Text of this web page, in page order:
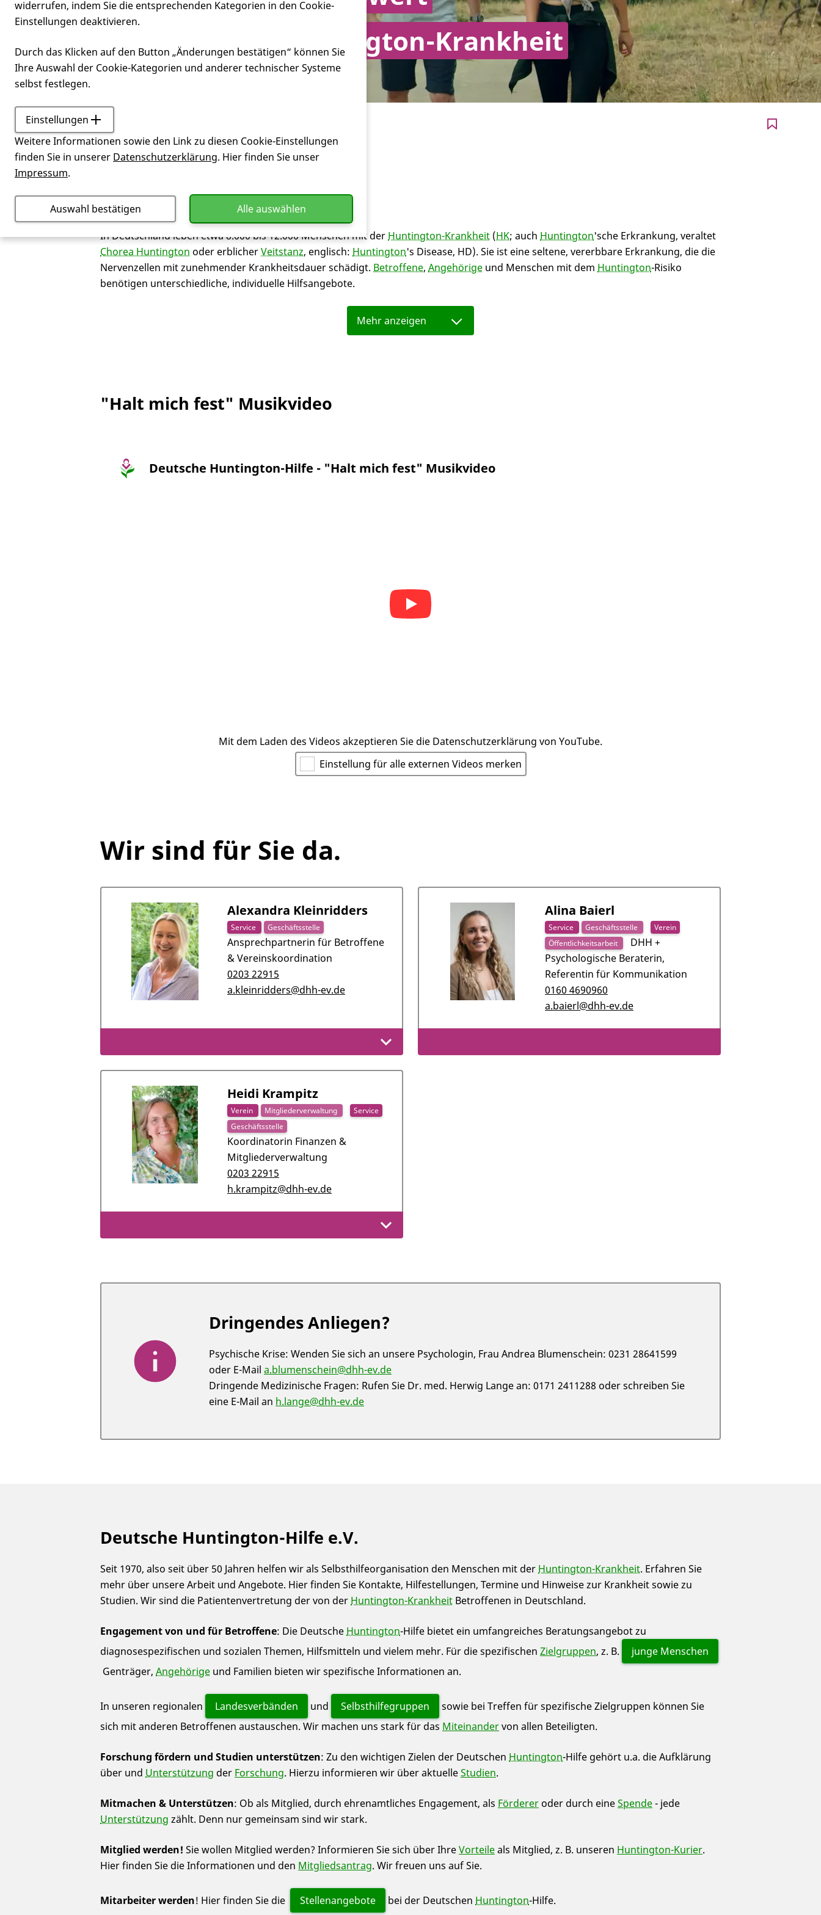
auch mit der Huntington-Krankheit
Sie sind nicht allein!
In Deutschland leben etwa 8.000 bis 12.000 Menschen mit der Huntington-Krankheit (HK; auch Huntington'sche Erkrankung, veraltet
Chorea Huntington oder erblicherVeitstanz, englisch: Huntington's Disease, HD). Sie ist eine seltene, vererbbare Erkrankung, die die
Nervenzellen mit zunehmender Krankheitsdauer schädigt. Betroffene, Angehörige und Menschen mit dem Huntington-Risiko
benötigen unterschiedliche, individuelle Hilfsangebote.
"Halt mich fest" Musikvideo
Deutsche Huntington-Hilfe - "Halt mich fest" Musikvideo
Mit dem Laden des Videos akzeptieren Sie die Datenschutzerklärung von YouTube.
Einstellung für alle externen Videos merken
Wir sind für Sie da.
Alexandra Kleinridders
Service Geschäftsstelle
Ansprechpartnerin für Betroffene
& Vereinskoordination
0203 22915
a.kleinridders@dhh-ev.de
Alina Baierl
Service Geschäftsstelle
Verein
Öffentlichkeitsarbeit
DHH +
Psychologische Beraterin,
Referentin für Kommunikation
0160 4690960
a.baierl@dhh-ev.de
Heidi Krampitz
Verein Mitgliederverwaltung
Service
Geschäftsstelle
Koordinatorin Finanzen &
Mitgliederverwaltung
0203 22915
h.krampitz@dhh-ev.de
Dringendes Anliegen?
Psychische Krise: Wenden Sie sich an unsere Psychologin, Frau Andrea Blumenschein: 0231 28641599
oder E-Mail a.blumenschein@dhh-ev.de
Dringende Medizinische Fragen: Rufen Sie Dr. med. Herwig Lange an: 0171 2411288 oder schreiben Sie
eine E-Mail an h.lange@dhh-ev.de
Deutsche Huntington-Hilfe e.V.
Seit 1970, also seit über 50 Jahren helfen wir als Selbsthilfeorganisation den Menschen mit derHuntington-Krankheit. Erfahren Sie
mehr über unsere Arbeit und Angebote. Hier finden Sie Kontakte, Hilfestellungen, Termine und Hinweise zur Krankheit sowie zu
Studien. Wir sind die Patientenvertretung der von derHuntington-Krankheit Betroffenen in Deutschland.
Engagement von und für Betroffene: Die DeutscheHuntington-Hilfe bietet ein umfangreiches Beratungsangebot zu
diagnosespezifischen und sozialen Themen, Hilfsmitteln und vielem mehr. Für die spezifischen Zielgruppen, z. B.
junge Menschen
Genträger, Angehörige und Familien bieten wir spezifische Informationen an.
In unseren regionalen Landesverbänden und Selbsthilfegruppen
sowie bei Treffen für spezifische Zielgruppen können Sie
sich mit anderen Betroffenen austauschen. Wir machen uns stark für das Miteinandervon allen Beteiligten.
Forschung fördern und Studien unterstützen: Zu den wichtigen Zielen der Deutschen Huntington-Hilfe gehört u.a. die Aufklärung
über und Unterstützung der Forschung. Hierzu informieren wir über aktuelleStudien.
Mitmachen & Unterstützen: Ob als Mitglied, durch ehrenamtliches Engagement, als Förderer oder durch eineSpende- jede
Unterstützung zählt. Denn nur gemeinsam sind wir stark.
Mitglied werden! Sie wollen Mitglied werden? Informieren Sie sich über IhreVorteileals Mitglied, z. B. unseren Huntington-Kurier.
Hier finden Sie die Informationen und den Mitgliedsantrag. Wir freuen uns auf Sie.
Mitarbeiter werden! Hier finden Sie die Stellenangebote bei der Deutschen Huntington-Hilfe.
widerrufen, indem Sie die entsprechenden Kategorien in den Cookie-
Einstellungen deaktivieren.
Durch das Klicken auf den Button „Änderungen bestätigen“ können Sie
Ihre Auswahl der Cookie-Kategorien und anderer technischer Systeme
selbst festlegen.
Einstellungen
Weitere Informationen sowie den Link zu diesen Cookie-Einstellungen
finden Sie in unserer Datenschutzerklärung. Hier finden Sie unser
Impressum.
Alle auswählen
Auswahl bestätigen